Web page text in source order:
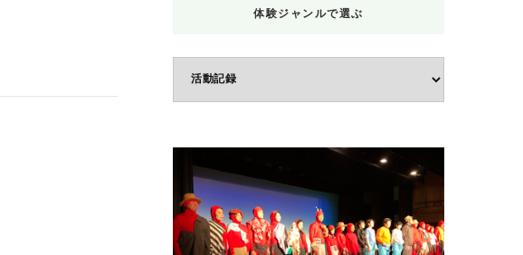
体験ジャンルで選ぶ
ャ
ル
で
選